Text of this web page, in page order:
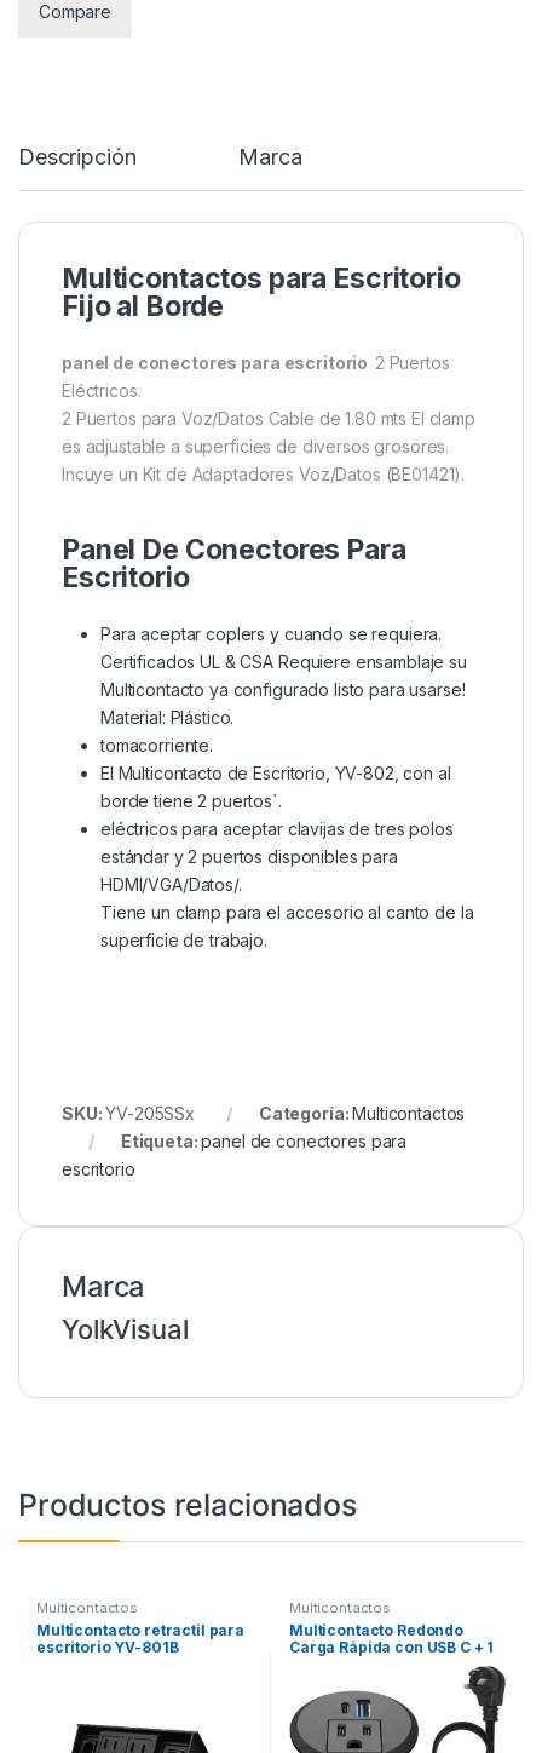
Compare
Descripción Marca
Multicontactos para Escritorio
Fijo al Borde
panel de conectores para escritorio 2 Puertos
Eléctricos.
2 Puertos para Voz/Datos Cable de 1.80 mts El clamp
es adjustable a superficies de diversos grosores.
Incuye un Kit de Adaptadores Voz/Datos (BE01421).
Panel De Conectores Para
Escritorio
Para aceptar coplers y cuando se requiera.
Certificados UL & CSA Requiere ensamblajesu
Multicontacto ya configurado listo para usarse!
Material: Plástico.
tomacorriente.
El Multicontacto de Escritorio, YV-802, con al
borde tiene 2 puertos`.
eléctricos para aceptar clavijas de tres polos
estándar y 2 puertos disponibles para
HDMI/VGA/Datos/.
Tiene un clamp parael accesorio al canto de la
superficie de trabajo.
SKU:YV-205SSx Categoría:Multicontactos
Etiqueta:panel de conectores para
escritorio
Marca
YolkVisual
Productos relacionados
Multicontactos
Multicontacto retractil para
escritorio YV-801B
Multicontactos
Multicontacto Redondo
Carga Rápida con USB C + 1